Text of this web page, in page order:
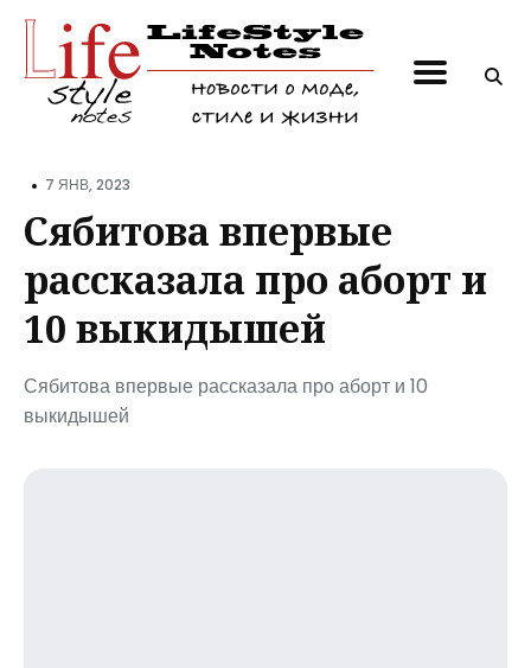
Поиск
• 7 ЯНВ, 2023
Сябитова впервые
рассказала про аборт и
10 выкидышей
Сябитова впервые рассказала про аборт и 10
выкидышей